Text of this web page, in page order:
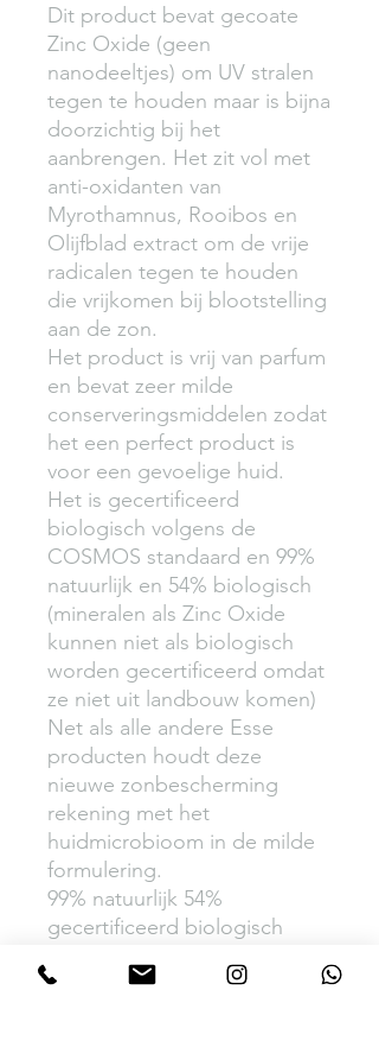
Dit product bevat gecoate
Zinc Oxide (geen
nanodeeltjes) om UV stralen
tegen te houden maar is bijna
doorzichtig bij het
aanbrengen. Het zit vol met
anti-oxidanten van
Myrothamnus, Rooibos en
Olijfblad extract om de vrije
radicalen tegen te houden
die vrijkomen bij blootstelling
aan de zon.
Het product is vrij van parfum
en bevat zeer milde
conserveringsmiddelen zodat
het een perfect product is
voor een gevoelige huid.
Het is gecertificeerd
biologisch volgens de
COSMOS standaard en 99%
natuurlijk en 54% biologisch
(mineralen als Zinc Oxide
kunnen niet als biologisch
worden gecertificeerd omdat
ze niet uit landbouw komen)
Net als alle andere Esse
producten houdt deze
nieuwe zonbescherming
rekening met het
huidmicrobioom in de milde
formulering.
99% natuurlijk 54%
gecertificeerd biologisch
30ml